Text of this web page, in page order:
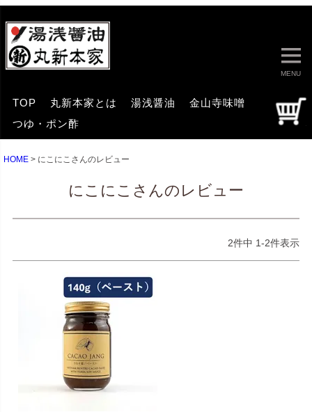
MENU
TOP 丸新本家とは 湯浅醤油
金山寺味噌
つゆ・ポン酢
HOME にこにこさんのレビュー
にこにこさんのレビュー
2件中 1-2件表示